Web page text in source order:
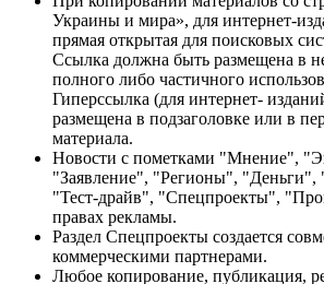
Украины и мира», для интернет-
прямая открытая для поисковых
Ссылка должна быть размещена в
полного либо частичного
Гиперссылка (для интернет-
размещена в подзаголовке или в
материала.
Новости с пометками "Мнение",
"Заявление", "Регионы",
"Тест-драйв", "Спецпроекты",
правах рекламы.
Раздел Спецпроекты создается
коммерческими партнерами.
Любое копирование, публикация,